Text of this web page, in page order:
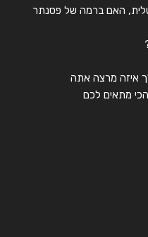
האם ברמה של פסנתר
איזה מרצה אתה
מתאים לכם